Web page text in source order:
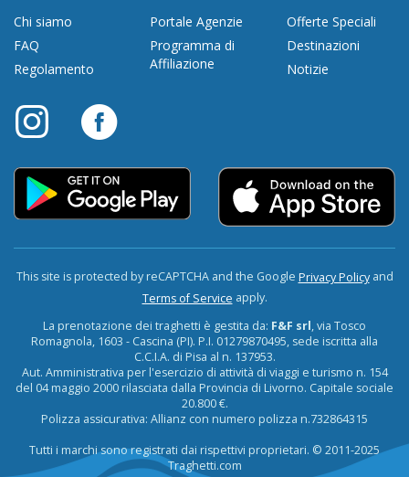
Chi siamo
FAQ
Regolamento
Portale Agenzie
Programma di
Affiliazione
Offerte Speciali
Destinazioni
Notizie
This site is protected by reCAPTCHA and the Google Privacy Policyand
Terms of Service apply.
La prenotazione dei traghetti è gestita da: F&F srl, via Tosco
Romagnola, 1603 - Cascina (PI). P.I. 01279870495, sede iscritta alla
C.C.I.A. di Pisa al n. 137953.
Aut. Amministrativa per l'esercizio di attività di viaggi e turismo n. 154
del 04 maggio 2000 rilasciata dalla Provincia di Livorno. Capitale sociale
20.800 €.
Polizza assicurativa: Allianz con numero polizza n.732864315
Tutti i marchi sono registrati dai rispettivi proprietari. © 2011-2025
Traghetti.com